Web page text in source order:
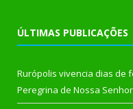
ÚLTIMAS PUBLICAÇÕES
Rurópolis vivencia dias de
Peregrina de Nossa